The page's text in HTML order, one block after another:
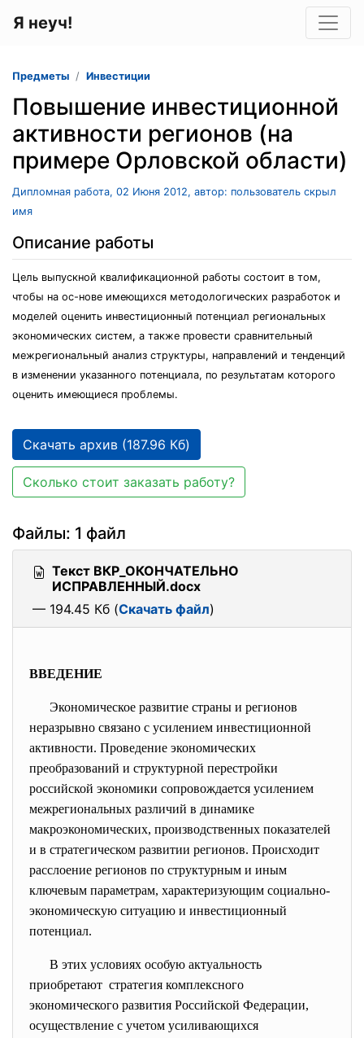
Я неуч!
Предметы Инвестиции
Повышение инвестиционной
активности регионов (на
примере Орловской области)
Дипломная работа, 02 Июня 2012, автор: пользователь скрыл
имя
Описание работы
Цель выпускной квалификационной работы состоит в том,
чтобы на ос-нове имеющихся методологических разработок и
моделей оценить инвестиционный потенциал региональных
экономических систем, а также провести сравнительный
межрегиональный анализ структуры, направлений и тенденций
в изменении указанного потенциала, по результатам которого
оценить имеющиеся проблемы.
Скачать архив (187.96 Кб)
Сколько стоит заказать работу?
Файлы: 1 файл
Текст ВКР_ОКОНЧАТЕЛЬНО
ИСПРАВЛЕННЫЙ.docx
— 194.45 Кб (Скачать файл)
ВВЕДЕНИЕ
Экономическое развитие страны и регионов
неразрывно связано с усилением инвестиционной
активности. Проведение экономических
преобразований и структурной перестройки
российской экономики сопровождается усилением
межрегиональных различий в динамике
макроэкономических, производственных показателей
и в стратегическом развитии регионов. Происходит
расслоение регионов по структурным и иным
ключевым параметрам, характеризующим социально-
экономическую ситуацию и инвестиционный
потенциал.
В этих условиях особую актуальность
приобретают стратегия комплексного
экономического развития Российской Федерации,
осуществление с учетом усиливающихся